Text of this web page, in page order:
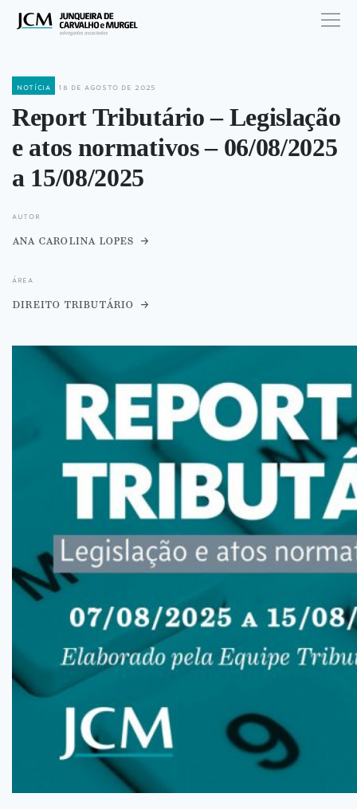
notícia 18 de agosto de 2025
Report Tributário – Legislação
e atos normativos – 06/08/2025
a 15/08/2025
autor
ana carolina lopes
área
direito tributário